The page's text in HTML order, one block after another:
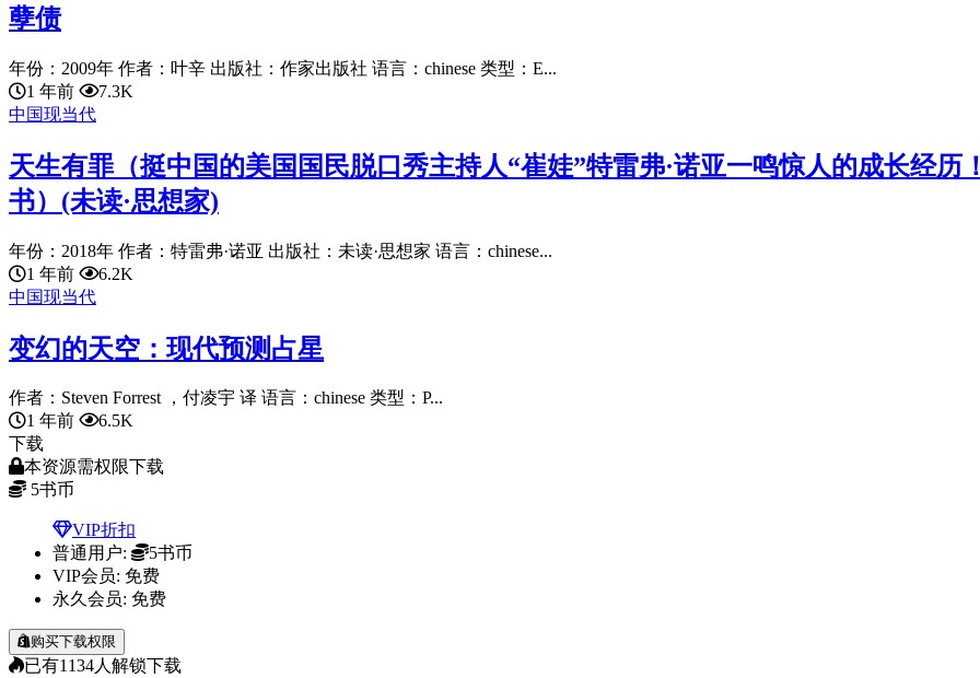
孽债
年份：2009年 作者：叶辛 出版社：作家出版社 语言：chinese 类型：E...
1 年前
7.3K
中国现当代
天生有罪（挺中国的美国国民脱口秀主持人“崔娃”特雷弗·诺亚一鸣惊人的成长经
书）(未读·思想家)
年份：2018年 作者：特雷弗·诺亚 出版社：未读·思想家 语言：chinese...
1 年前
6.2K
中国现当代
变幻的天空：现代预测占星
作者：Steven Forrest ，付凌宇 译 语言：chinese 类型：P...
1 年前
6.5K
下载
本资源需权限下载
5书币
VIP折扣
普通用户:
5书币
VIP会员: 免费
永久会员: 免费
购买下载权限
已有1134人解锁下载